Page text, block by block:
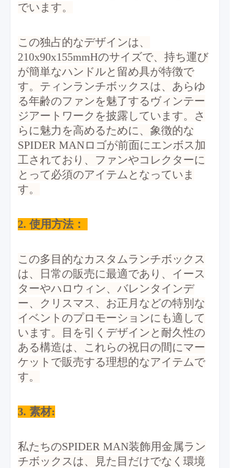
でいます。
この独占的なデザインは、
210x90x155mmHのサイズで、持ち運び
が簡単なハンドルと留め具が特徴で
す。ティンランチボックスは、あらゆ
る年齢のファンを魅了するヴィンテー
ジアートワークを披露しています。さ
らに魅力を高めるために、象徴的な
SPIDER MANロゴが前面にエンボス加
工されており、ファンやコレクターに
とって必須のアイテムとなっていま
す。
2. 使用方法：
この多目的なカスタムランチボックス
は、日常の販売に最適であり、イース
ターやハロウィン、バレンタインデ
ー、クリスマス、お正月などの特別な
イベントのプロモーションにも適して
います。目を引くデザインと耐久性の
ある構造は、これらの祝日の間にマー
ケットで販売する理想的なアイテムで
す。
3. 素材:
私たちのSPIDER MAN装飾用金属ラン
チボックスは、見た目だけでなく環境